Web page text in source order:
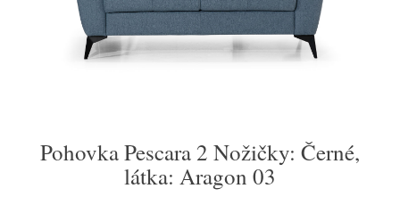
Pohovka Pescara 2 Nožičky: Černé,
látka: Aragon 03